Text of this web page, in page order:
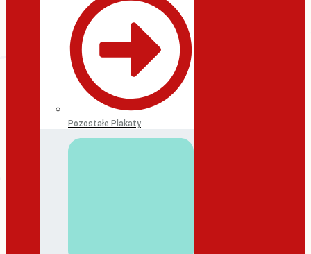
Pozostałe Plakaty